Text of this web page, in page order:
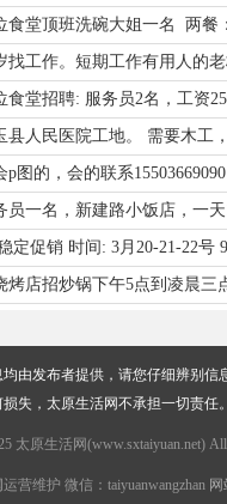
p图的，会的联系15503669090
由发布者提供，请您仔细辨别信
失，太原生活网不承担一切责任。
太原生活网(www.sxtaiyuan.net) All
运营维护 微信：taiyuanwangzhan